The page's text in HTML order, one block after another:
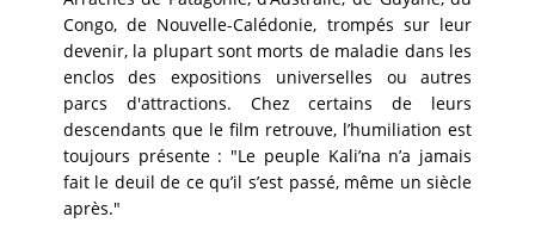
Congo, de Nouvelle-Calédonie, trompés sur leur
devenir, la plupart sont morts de maladie dans les
enclos des expositions universelles ou autres
parcs d'attractions. Chez certains de leurs
descendants que le film retrouve, l’humiliation est
toujours présente : "Le peuple Kali’na n’a jamais
fait le deuil de ce qu’il s’est passé, même un siècle
après."